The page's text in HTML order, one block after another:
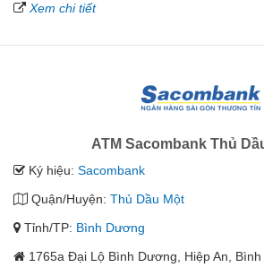
Xem chi tiết
ATM Sacombank Thủ
Ký hiệu: Sacombank
Quận/Huyện: Thủ Dầu Một
Tỉnh/TP: Bình Dương
1765a Đại Lộ Bình Dương, Hiệp An,